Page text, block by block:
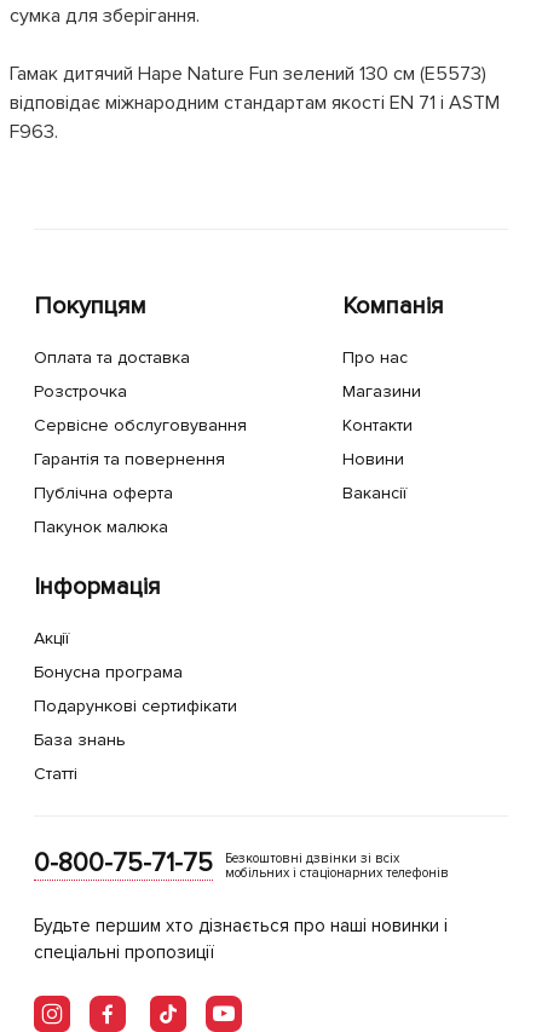
сумка для зберігання.
Гамак дитячий Hape Nature Fun зелений 130 см (E5573)
відповідає міжнародним стандартам якості EN 71 і ASTM
F963.
Покупцям
Оплата та доставка
Розстрочка
Сервісне обслуговування
Гарантія та повернення
Публічна оферта
Пакунок малюка
Компанія
Про нас
Магазини
Контакти
Новини
Вакансії
Інформація
Акції
Бонусна програма
Подарункові сертифікати
База знань
Статті
0-800-75-71-75
Безкоштовні дзвінки зі всіх
мобільних і стаціонарних телефонів
Будьте першим хто дізнається про наші новинки і
спеціальні пропозиції